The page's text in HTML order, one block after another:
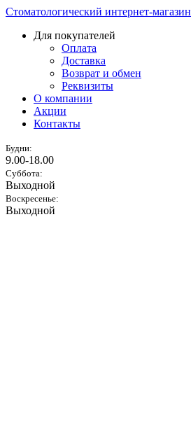
Стоматологический интернет-магазин
Для покупателей
Оплата
Доставка
Возврат и обмен
Реквизиты
О компании
Акции
Контакты
Будни:
9.00-18.00
Суббота:
Выходной
Воскресенье:
Выходной